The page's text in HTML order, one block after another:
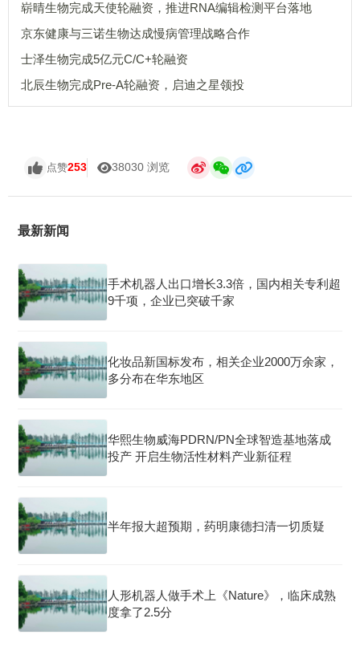
崭晴生物完成天使轮融资，推进RNA编辑检测平台落地
京东健康与三诺生物达成慢病管理战略合作
士泽生物完成5亿元C/C+轮融资
北辰生物完成Pre-A轮融资，启迪之星领投
点赞253 38030 浏览
最新新闻
手术机器人出口增长3.3倍，国内相关专利超
9千项，企业已突破千家
化妆品新国标发布，相关企业2000万余家，
多分布在华东地区
华熙生物威海PDRN/PN全球智造基地落成
投产 开启生物活性材料产业新征程
半年报大超预期，药明康德扫清一切质疑
人形机器人做手术上《Nature》，临床成熟
度拿了2.5分